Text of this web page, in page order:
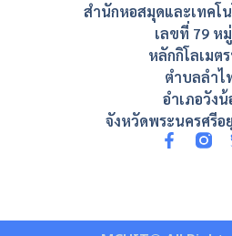
สำนักหอสมุดและเทคโ
เลขที่ 79 ห
หลักกิโลเมต
ตำบลลำไ
อำเภอวังน้
จังหวัดพระนครศรีอ